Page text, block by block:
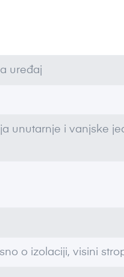
uređaj
unutarnje i vanjske
o izolaciji, visini